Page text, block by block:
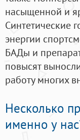
насыщенной и
Синтетические
энергии
БАДы и
повысят
работу многих
Несколько
именно у